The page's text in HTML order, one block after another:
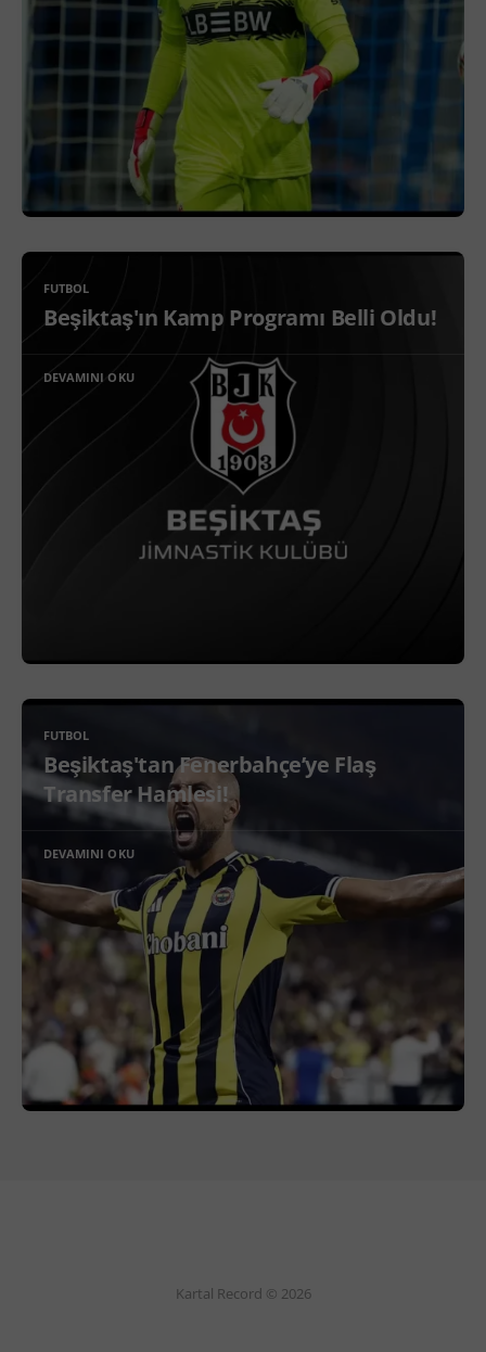
FUTBOL
Beşiktaş'ın Kamp Programı Belli Oldu!
DEVAMINI OKU
FUTBOL
Beşiktaş'tan Fenerbahçe’ye Flaş
Transfer Hamlesi!
DEVAMINI OKU
Kartal Record © 2026